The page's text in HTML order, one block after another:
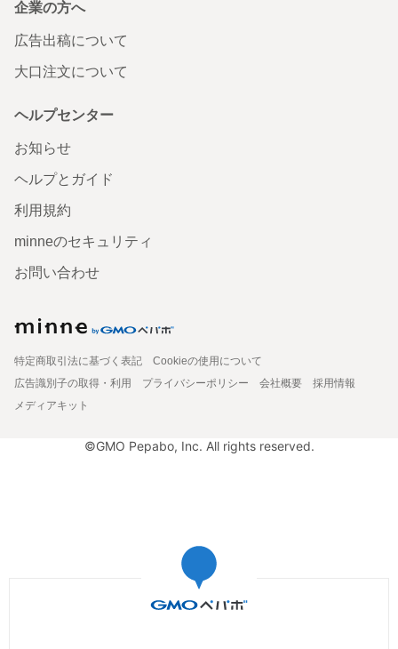
企業の方へ
広告出稿について
大口注文について
ヘルプセンター
お知らせ
ヘルプとガイド
利用規約
minneのセキュリティ
お問い合わせ
特定商取引法に基づく表記
Cookieの使用について
広告識別子の取得・利用
プライバシーポリシー 会社概要
採用情報
メディアキット
©GMO Pepabo, Inc. All rights reserved.